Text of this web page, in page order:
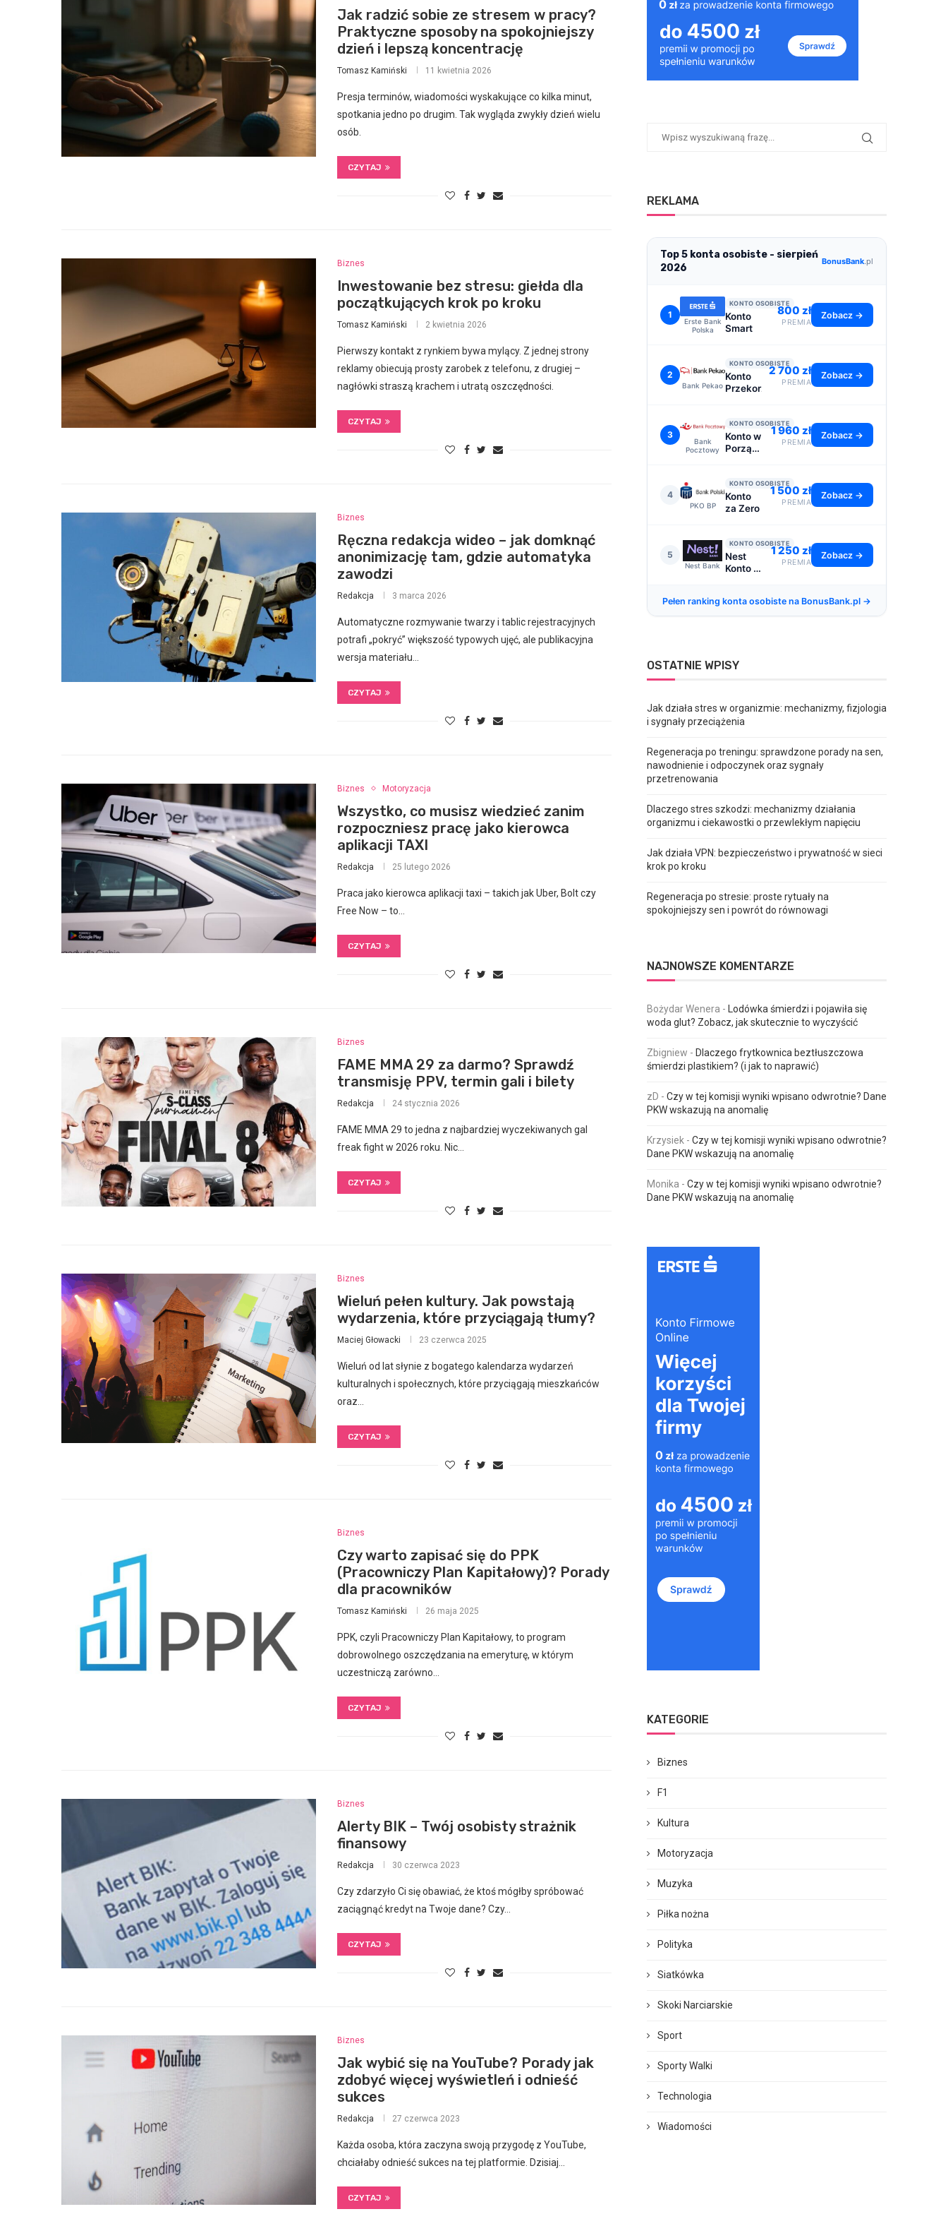
Jak radzić sobie ze stresem w pracy?
Praktyczne sposoby na spokojniejszy
dzień i lepszą koncentrację
Tomasz Kamiński 11 kwietnia 2026
Presja terminów, wiadomości wyskakujące co kilka minut,
spotkania jedno po drugim. Tak wygląda zwykły dzień wielu
osób.
CZYTAJ
Biznes
Inwestowanie bez stresu: giełda dla
początkujących krok po kroku
Tomasz Kamiński 2 kwietnia 2026
Pierwszy kontakt z rynkiem bywa mylący. Z jednej strony
reklamy obiecują prosty zarobek z telefonu, z drugiej –
nagłówki straszą krachem i utratą oszczędności.
CZYTAJ
Biznes
Ręczna redakcja wideo – jak domknąć
anonimizację tam, gdzie automatyka
zawodzi
Redakcja 3 marca 2026
Automatyczne rozmywanie twarzy i tablic rejestracyjnych
potrafi „pokryć” większość typowych ujęć, ale publikacyjna
wersja materiału…
CZYTAJ
Biznes Motoryzacja
Wszystko, co musisz wiedzieć zanim
rozpoczniesz pracę jako kierowca
aplikacji TAXI
Redakcja 25 lutego 2026
Praca jako kierowca aplikacji taxi – takich jak Uber, Bolt czy
Free Now – to…
CZYTAJ
Biznes
FAME MMA 29 za darmo? Sprawdź
transmisję PPV, termin gali i bilety
Redakcja 24 stycznia 2026
FAME MMA 29 to jedna z najbardziej wyczekiwanych gal
freak fight w 2026 roku. Nic…
CZYTAJ
Biznes
Wieluń pełen kultury. Jak powstają
wydarzenia, które przyciągają tłumy?
Maciej Głowacki 23 czerwca 2025
Wieluń od lat słynie z bogatego kalendarza wydarzeń
kulturalnych i społecznych, które przyciągają mieszkańców
oraz…
CZYTAJ
Biznes
Czy warto zapisać się do PPK
(Pracowniczy Plan Kapitałowy)? Porady
dla pracowników
Tomasz Kamiński 26 maja 2025
PPK, czyli Pracowniczy Plan Kapitałowy, to program
dobrowolnego oszczędzania na emeryturę, w którym
uczestniczą zarówno…
CZYTAJ
Biznes
Alerty BIK – Twój osobisty strażnik
finansowy
Redakcja 30 czerwca 2023
Czy zdarzyło Ci się obawiać, że ktoś mógłby spróbować
zaciągnąć kredyt na Twoje dane? Czy…
CZYTAJ
Biznes
Jak wybić się na YouTube? Porady jak
zdobyć więcej wyświetleń i odnieść
sukces
Redakcja 27 czerwca 2023
Każda osoba, która zaczyna swoją przygodę z YouTube,
chciałaby odnieść sukces na tej platformie. Dzisiaj…
CZYTAJ
REKLAMA
Top 5 konta osobiste - sierpień
2026
BonusBank.pl
1
Erste Bank
Polska
KONTO OSOBISTE
Konto
Smart
800 zł
PREMIA
Zobacz →
2
Bank Pekao
KONTO OSOBISTE
Konto
Przekorzystne
2 700 zł
PREMIA
Zobacz →
3
Bank
Pocztowy
KONTO OSOBISTE
Konto w
Porządku
1 960 zł
PREMIA
Zobacz →
4
PKO BP
KONTO OSOBISTE
Konto
za Zero
1 500 zł
PREMIA
Zobacz →
5
Nest Bank
KONTO OSOBISTE
Nest
Konto -
1 250 zł
PREMIA
Zobacz →
Pełen ranking konta osobiste na BonusBank.pl →
OSTATNIE WPISY
Jak działa stres w organizmie: mechanizmy, fizjologia
i sygnały przeciążenia
Regeneracja po treningu: sprawdzone porady na sen,
nawodnienie i odpoczynek oraz sygnały
przetrenowania
Dlaczego stres szkodzi: mechanizmy działania
organizmu i ciekawostki o przewlekłym napięciu
Jak działa VPN: bezpieczeństwo i prywatność w sieci
krok po kroku
Regeneracja po stresie: proste rytuały na
spokojniejszy sen i powrót do równowagi
NAJNOWSZE KOMENTARZE
Bożydar Wenera -
Lodówka śmierdzi i pojawiła się
woda glut? Zobacz, jak skutecznie to wyczyścić
Zbigniew - Dlaczego frytkownica beztłuszczowa
śmierdzi plastikiem? (i jak to naprawić)
zD - Czy w tej komisji wyniki wpisano odwrotnie? Dane
PKW wskazują na anomalię
Krzysiek - Czy w tej komisji wyniki wpisano odwrotnie?
Dane PKW wskazują na anomalię
Monika - Czy w tej komisji wyniki wpisano odwrotnie?
Dane PKW wskazują na anomalię
KATEGORIE
Biznes
F1
Kultura
Motoryzacja
Muzyka
Piłka nożna
Polityka
Siatkówka
Skoki Narciarskie
Sport
Sporty Walki
Technologia
Wiadomości